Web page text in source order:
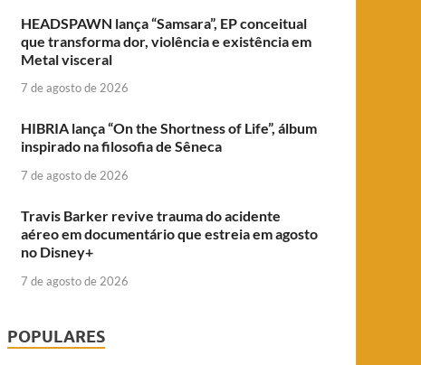
HEADSPAWN lança “Samsara”, EP conceitual
que transforma dor, violência e existência em
Metal visceral
7 de agosto de 2026
HIBRIA lança “On the Shortness of Life”, álbum
inspirado na filosofia de Sêneca
7 de agosto de 2026
Travis Barker revive trauma do acidente
aéreo em documentário que estreia em agosto
no Disney+
7 de agosto de 2026
POPULARES